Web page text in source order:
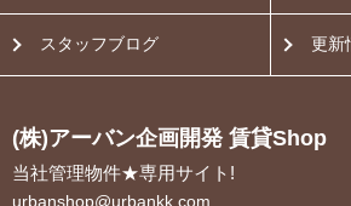
スタッフブログ 更新
(株)アーバン企画開発 賃貸Shop
当社管理物件★専用サイト!
urbanshop@urbankk.com